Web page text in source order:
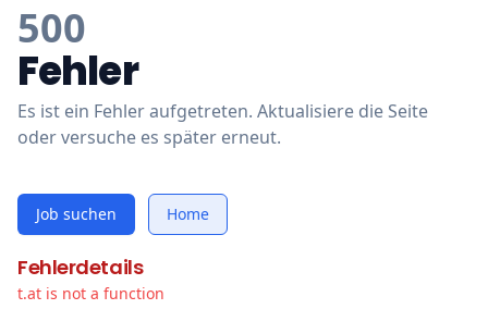
500
Fehler
Es ist ein Fehler aufgetreten. Aktualisiere die Seite
oder versuche es später erneut.
Job suchen Home
Fehlerdetails
t.at is not a function